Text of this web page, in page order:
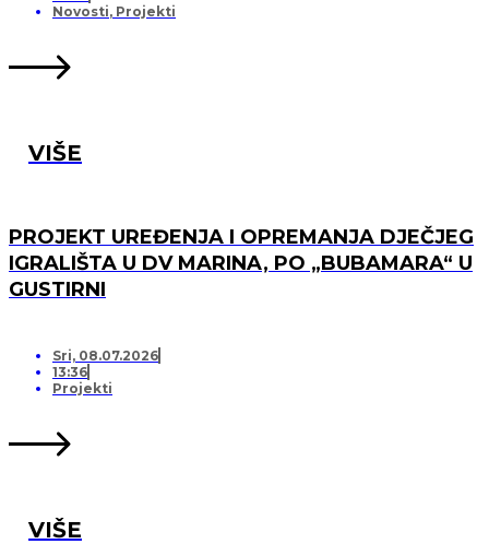
Novosti, Projekti
VIŠE
PROJEKT UREĐENJA I OPREMANJA DJEČJEG
IGRALIŠTA U DV MARINA, PO „BUBAMARA“ U
GUSTIRNI
Sri, 08.07.2026
13:36
Projekti
VIŠE